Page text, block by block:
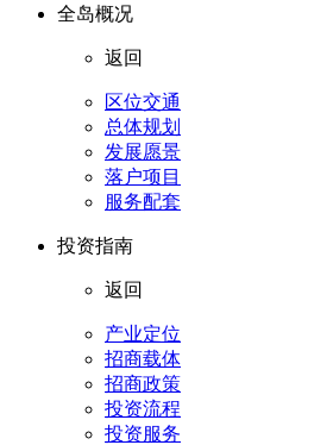
全岛概况
返回
区位交通
总体规划
发展愿景
落户项目
服务配套
投资指南
返回
产业定位
招商载体
招商政策
投资流程
投资服务